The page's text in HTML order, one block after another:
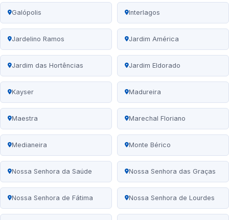
Galópolis Interlagos
Jardelino Ramos Jardim América
Jardim das Hortências Jardim Eldorado
Kayser Madureira
Maestra Marechal Floriano
Medianeira Monte Bérico
Nossa Senhora da Saúde Nossa Senhora das Graças
Nossa Senhora de Fátima Nossa Senhora de Lourdes